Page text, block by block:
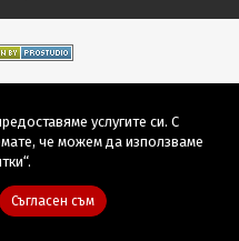
услугите си. С
че можем да използваме
Съгласен съм